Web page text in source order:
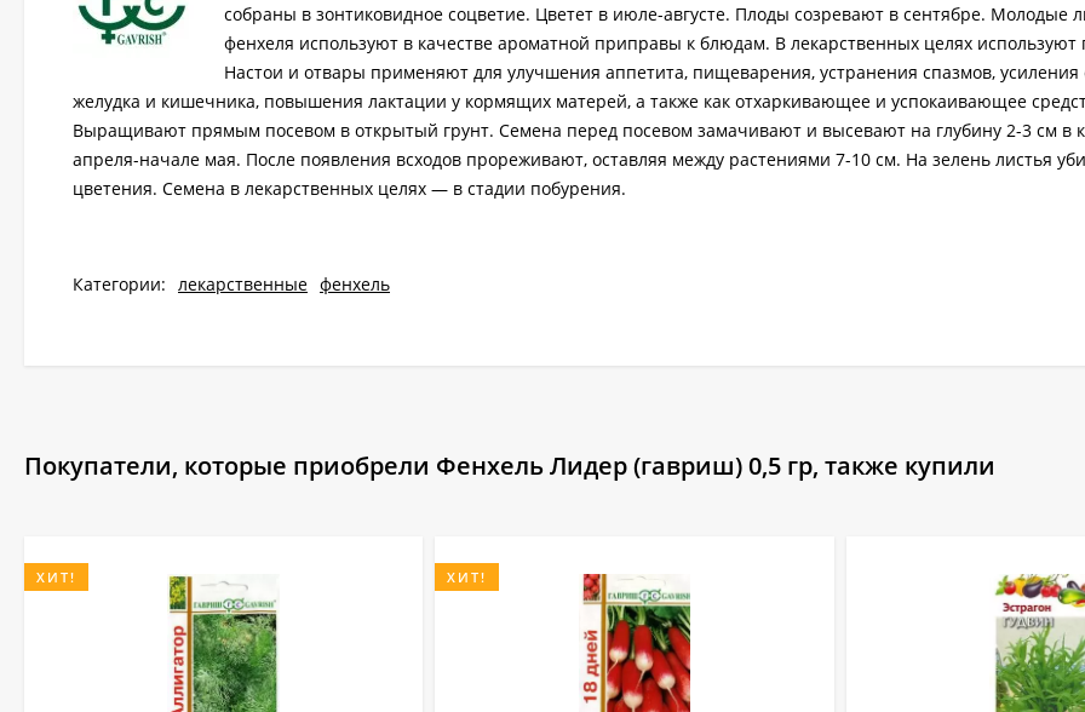
собраны в зонтиковидное соцветие. Цветет в июле-августе. Плоды созревают в сентябре. Молодые
фенхеля используют в качестве ароматной приправы к блюдам. В лекарственных целях используют
Настои и отвары применяют для улучшения аппетита, пищеварения, устранения спазмов, усиления
желудка и кишечника, повышения лактации у кормящих матерей, а также как отхаркивающее и успокаивающее
Выращивают прямым посевом в открытый грунт. Семена перед посевом замачивают и высевают на глубину 2-3 см в
апреля-начале мая. После появления всходов прореживают, оставляя между растениями 7-10 см. На зелень листья
цветения. Семена в лекарственных целях — в стадии побурения.
Категории: лекарственные фенхель
Покупатели, которые приобрели Фенхель Лидер (гавриш) 0,5 гр, также купили
ХИТ! ХИТ!